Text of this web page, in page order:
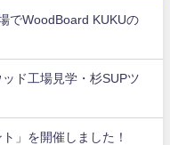
でWoodBoard KUKUの
ド工場見学・杉SUPツ
」を開催しました！